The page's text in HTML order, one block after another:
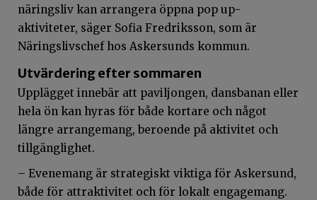
näringsliv kan arrangera öppna pop up-
aktiviteter, säger Sofia Fredriksson, som är
Näringslivschef hos Askersunds kommun.
Utvärdering efter sommaren
Upplägget innebär att paviljongen, dansbanan eller
hela ön kan hyras för både kortare och något
längre arrangemang, beroende på aktivitet och
tillgänglighet.
– Evenemang är strategiskt viktiga för Askersund,
både för attraktivitet och för lokalt engagemang.